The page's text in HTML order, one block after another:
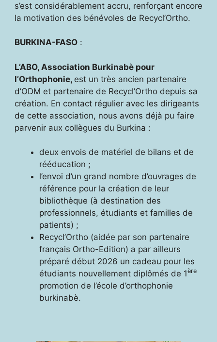
s’est considérablement accru, renforçant encore
la motivation des bénévoles de Recycl’Ortho.
BURKINA-FASO :
L’ABO, Association Burkinabè pour
l’Orthophonie, est un très ancien partenaire
d’ODM et partenaire de Recycl’Ortho depuis sa
création. En contact régulier avec les dirigeants
de cette association, nous avons déjà pu faire
parvenir aux collègues du Burkina :
deux envois de matériel de bilans et de
rééducation ;
l’envoi d’un grand nombre d’ouvrages de
référence pour la création de leur
bibliothèque (à destination des
professionnels, étudiants et familles de
patients) ;
Recycl’Ortho (aidée par son partenaire
français Ortho-Edition) a par ailleurs
préparé début 2026 un cadeau pour les
étudiants nouvellement diplômés de 1ère
promotion de l’école d’orthophonie
burkinabè.